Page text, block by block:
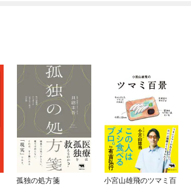
孤独の処方箋
小宮山雄飛のツマミ百